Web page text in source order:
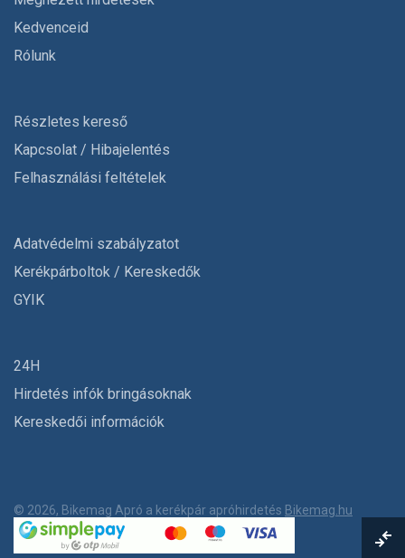
Kedvenceid
Rólunk
Részletes kereső
Kapcsolat / Hibajelentés
Felhasználási feltételek
Adatvédelmi szabályzatot
Kerékpárboltok / Kereskedők
GYIK
24H
Hirdetés infók bringásoknak
Kereskedői információk
© 2026, Bikemag Apró a kerékpár apróhirdetés Bikemag.hu